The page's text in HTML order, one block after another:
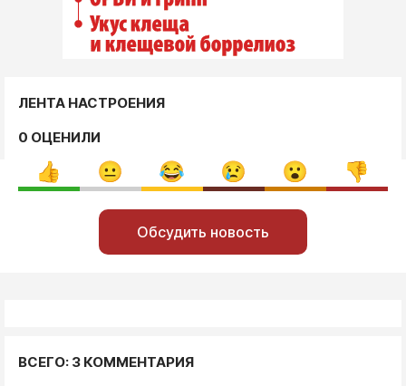
ЛЕНТА НАСТРОЕНИЯ
0 ОЦЕНИЛИ
Обсудить новость
ВСЕГО: 3 КОММЕНТАРИЯ